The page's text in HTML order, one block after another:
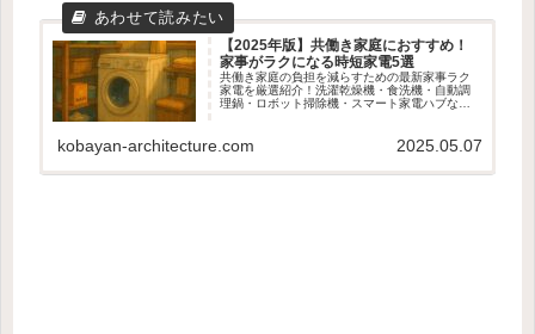
【2025年版】共働き家庭におすすめ！
家事がラクになる時短家電5選
共働き家庭の負担を減らすための最新家事ラク
家電を厳選紹介！洗濯乾燥機・食洗機・自動調
理鍋・ロボット掃除機・スマート家電ハブな
kobayan-architecture.com 2025.05.07